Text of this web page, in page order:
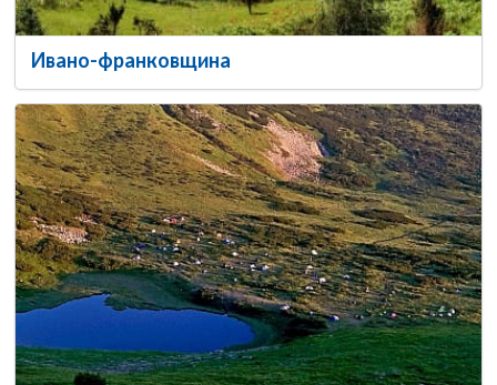
Ивано-франковщина